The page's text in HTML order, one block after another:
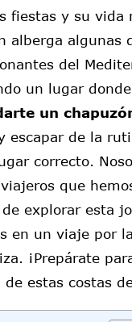
fiestas y su vida
alberga algunas
del
un lugar
un
escapar de la
correcto.
que
explorar esta
en un viaje por
¡Prepárate
de estas costas